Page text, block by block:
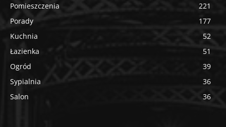
Pomieszczenia
221
Porady
177
Kuchnia
52
Łazienka
51
Ogród
39
Sypialnia
36
Salon
36